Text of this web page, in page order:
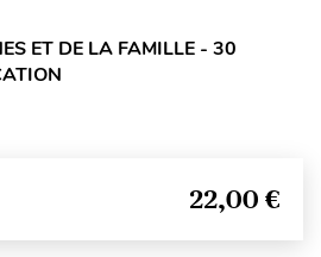
ET DE LA FAMILLE - 30
22,00 €